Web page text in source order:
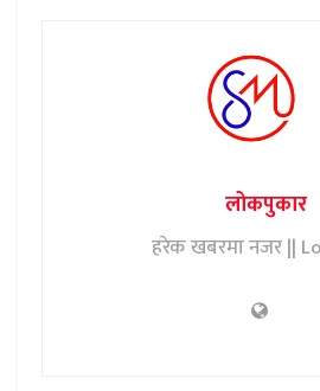
लोकपुकार
हरेक खबरमा नजर ||